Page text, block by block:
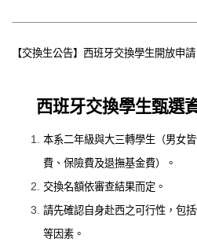
【交換生公告】西班牙交換學生開放申請
西班牙交換學生甄選
本系二年級與大三轉學生（男女
費、保險費及退撫基金費）。
交換名額依審查結果而定。
請先確認自身赴西之可行性，包
等因素。